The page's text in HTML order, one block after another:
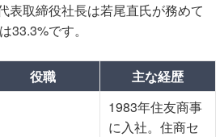
表取締役社長は若尾直氏が務めて
33.3%です。
役職 主な経歴
1983年住友商事
に入社。住商セ